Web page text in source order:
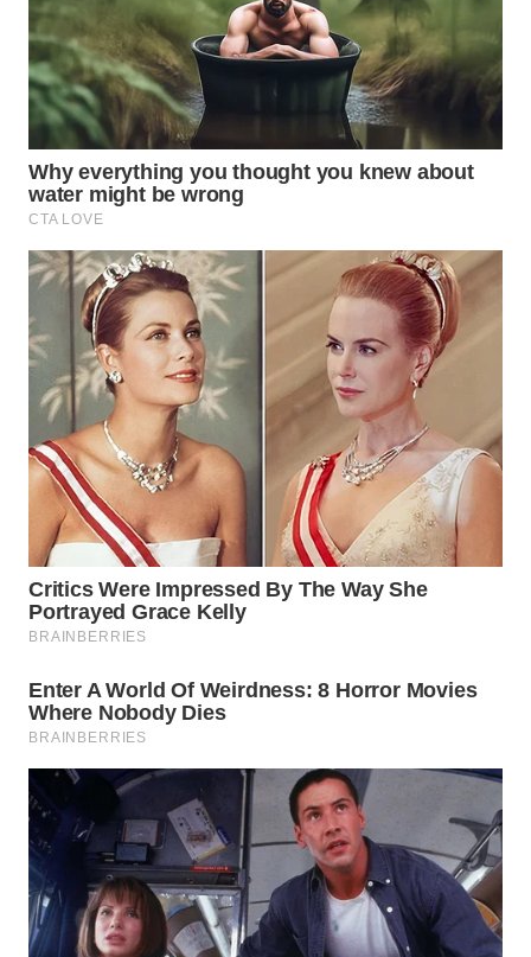
WN
TANJUNG
LESUNG
WN
KARO
WN
WN
LABUHANBATU
WN
TAPANULI
TENGAH
WN DELI
SERDANG
WN
TEBING
TINGGI
WN
PAKPAK
KARAWANG
BEKASI